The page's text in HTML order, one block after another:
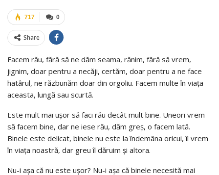
0
717
Share
Facem rău, fără să ne dăm seama, rănim, fără să vrem,
jignim, doar pentru a necăji, certăm, doar pentru a ne face
hatârul, ne răzbunăm doar din orgoliu. Facem multe în viața
aceasta, lungă sau scurtă.
Este mult mai ușor să faci rău decât mult bine. Uneori vrem
să facem bine, dar ne iese rău, dăm greș, o facem lată.
Binele este delicat, binele nu este la îndemâna oricui, îl vrem
în viața noastră, dar greu îl dăruim și altora.
Nu-i așa că nu este ușor? Nu-i așa că binele necesită mai